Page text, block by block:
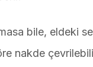
bile, eldeki
nakde